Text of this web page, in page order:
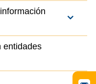
entidades